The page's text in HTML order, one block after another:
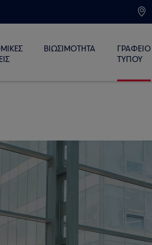
ΒΙΩΣΙΜΟΤΗΤΑ
ΓΡΑΦΕΙΟ
ΤΥΠΟΥ